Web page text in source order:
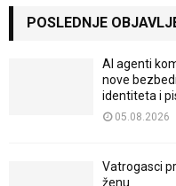
POSLEDNJE
AI agenti
nove
identiteta i
05.08.2026
Vatrogasci
ženu